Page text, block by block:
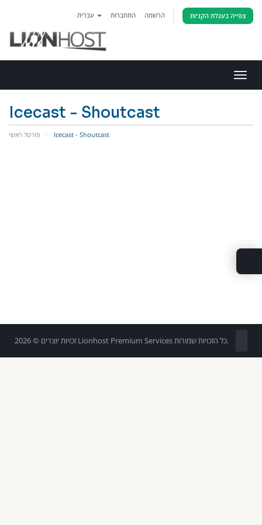
התחברות הרשמה צפייה בעגלת הקניות
ניווט
Icecast - Shoutcast
פורטל ראשי Icecast - Shoutcast
זכויות יוצרים © 2026 Lionhost Premium Services כל הזכויות שמורות.